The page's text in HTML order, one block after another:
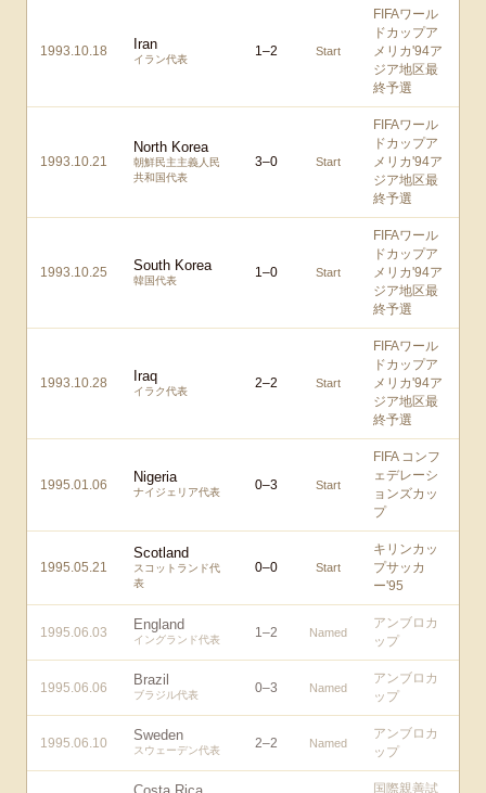
1993.10.18 Iran
イラン代表
1–2 Start
FIFAワール
ドカップア
メリカ'94ア
ジア地区最
終予選
1993.10.21
North Korea
朝鮮民主主義人民
共和国代表
3–0 Start
FIFAワール
ドカップア
メリカ'94ア
ジア地区最
終予選
1993.10.25 South Korea
韓国代表
1–0 Start
FIFAワール
ドカップア
メリカ'94ア
ジア地区最
終予選
1993.10.28 Iraq
イラク代表
2–2 Start
FIFAワール
ドカップア
メリカ'94ア
ジア地区最
終予選
1995.01.06 Nigeria
ナイジェリア代表 0–3 Start
FIFA コンフ
ェデレーシ
ョンズカッ
プ
1995.05.21
Scotland
スコットランド代
表
0–0 Start
キリンカッ
プサッカ
ー'95
1995.06.03 England
イングランド代表 1–2 Named
アンブロカ
ップ
1995.06.06 Brazil
ブラジル代表 0–3 Named
アンブロカ
ップ
1995.06.10 Sweden
スウェーデン代表 2–2 Named
アンブロカ
ップ
国際親善試